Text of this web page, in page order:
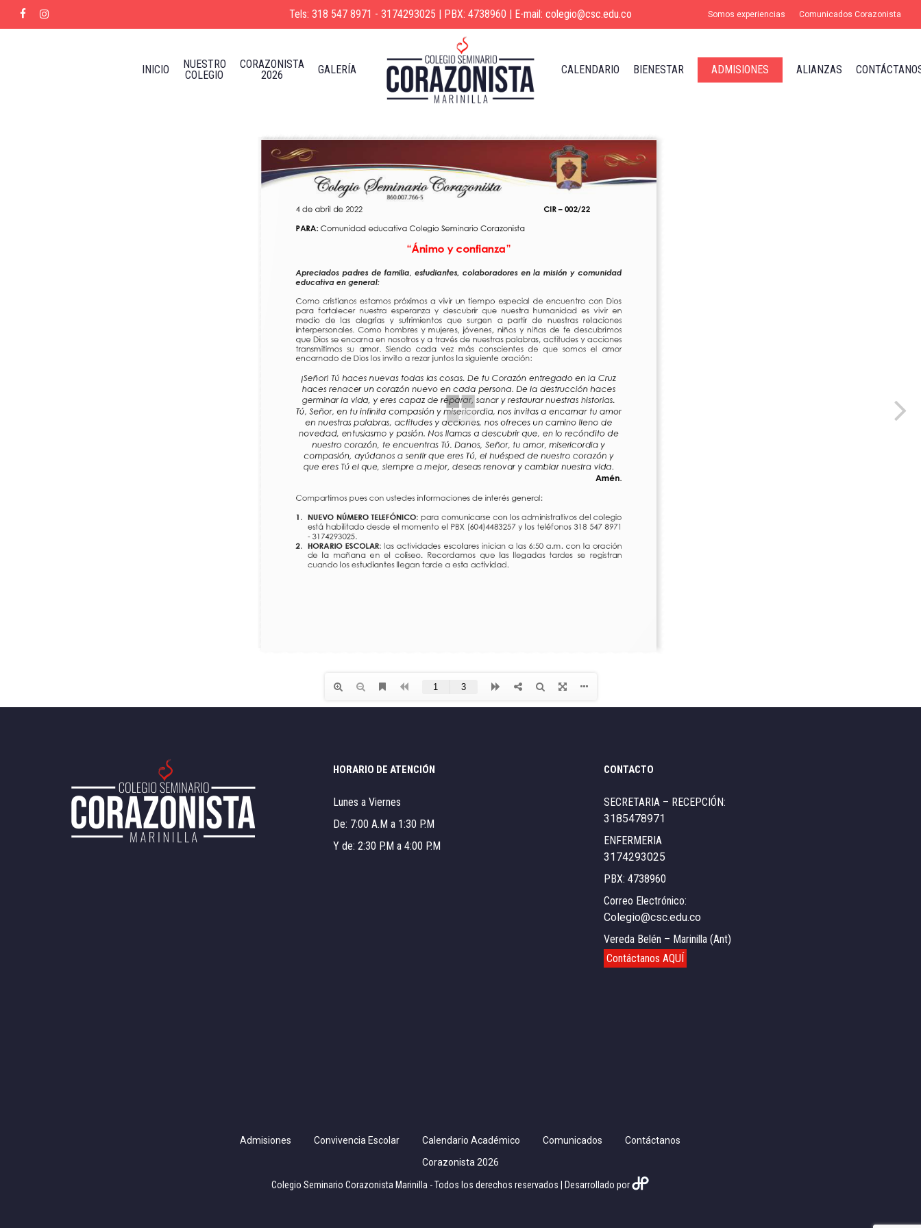
facebookinstagram Tels: 318 547 8971 - 3174293025 | PBX: 4738960 | E-mail: colegio@csc.edu.co Somos experiencias Comunicados Corazonista
INICIO
NUESTRO
COLEGIO
CORAZONISTA
2026
GALERÍA CALENDARIO BIENESTAR ADMISIONES ALIANZAS
HORARIO DE ATENCIÓN
Lunes a Viernes
De: 7:00 A.M a 1:30 P.M
Y de: 2:30 P.M a 4:00 P.M
CONTACTO
SECRETARIA – RECEPCIÓN:
3185478971
ENFERMERIA
3174293025
PBX: 4738960
Correo Electrónico:
Colegio@csc.edu.co
Vereda Belén – Marinilla (Ant)
Contáctanos AQUÍ
Admisiones Convivencia Escolar Calendario Académico Comunicados
Contáctanos
Corazonista 2026
Colegio Seminario Corazonista Marinilla - Todos los derechos reservados | Desarrollado por